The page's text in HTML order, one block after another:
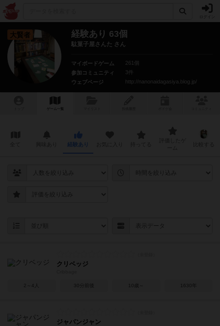
大賢者 経験あり 63個
駄菓子屋さんた さん
マイボードゲーム
261個
参加コミュニティ
3件
ウェブページ
http://nanonaidagasiya.blog.jp/
ゲーム一覧
経験あり
クリベッジ
2～4人 30分前後 10歳～ 1630年
ジャパンジャン